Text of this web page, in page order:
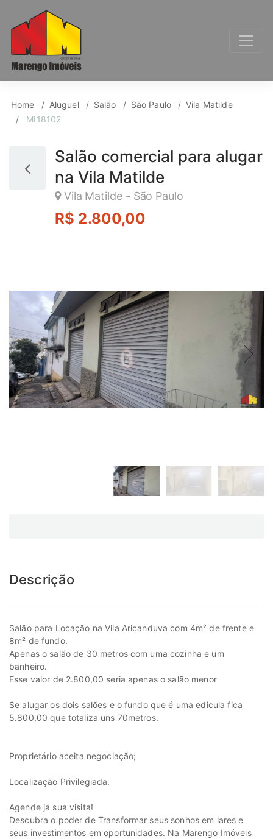
Salão para Aluguel,
Home Aluguel Salão São Paulo
Vila Matilde
MI18102
Salão comercial para alugar
na Vila Matilde
Vila Matilde - São Paulo
R$ 2.800,00
Descrição
Salão para Locação na Vila Aricanduva com 4m² de frente e
8m² de fundo.
Apenas o salão de 30 metros com uma cozinha e um
banheiro.
Esse valor de 2.800,00 seria apenas o salão menor
Se alugar os dois salões e o fundo que é uma edicula fica
5.800,00 que totaliza uns 70metros.
Proprietário aceita negociação;
Localização Privilegiada.
Agende já sua visita!
Descubra o poder de Transformar seus sonhos em lares e
seus investimentos em oportunidades. Na Marengo Imóveis